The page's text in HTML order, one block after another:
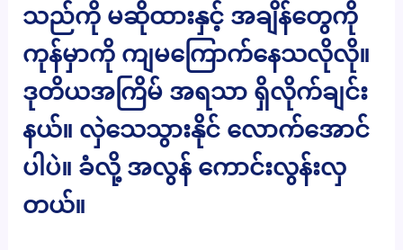
သည်ကို မဆိုထားနှင့် အချိန်တွေကို
ကုန်မှာကို ကျမကြောက်နေသလိုလို။
ဒုတိယအကြိမ် အရသာ ရှိလိုက်ချင်း
နယ်။ လှဲသေသွားနိုင် လောက်အောင်
ပါပဲ။ ခံလို့ အလွန် ကောင်းလွန်းလှ
တယ်။